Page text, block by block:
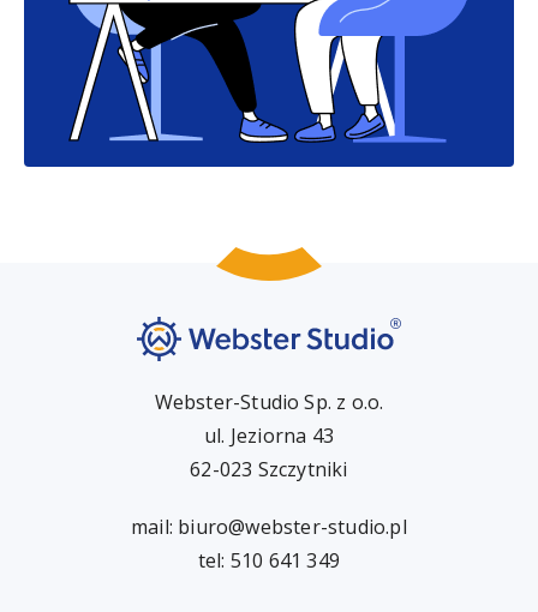
Webster-Studio Sp. z o.o.
ul. Jeziorna 43
62-023 Szczytniki
mail: biuro@webster-studio.pl
tel: 510 641 349